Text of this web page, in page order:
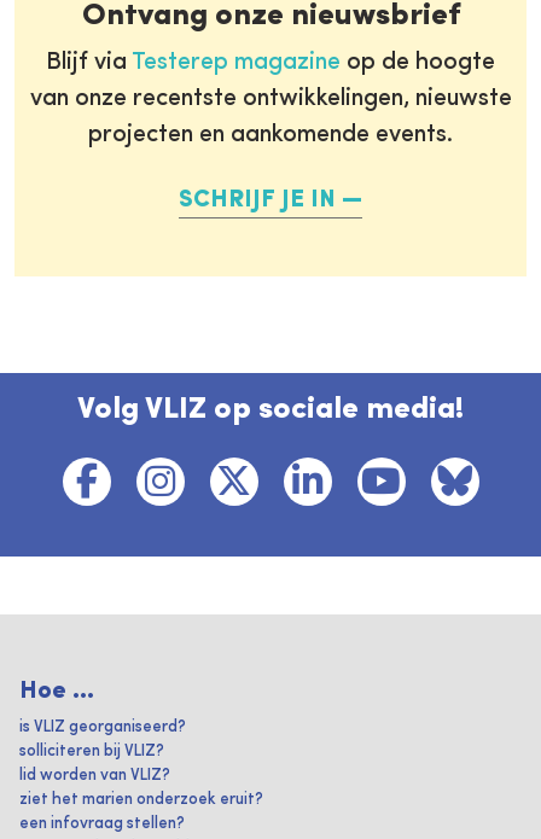
Ontvang onze nieuwsbrief
Blijf via Testerep magazine op de hoogte
van onze recentste ontwikkelingen, nieuwste
projecten en aankomende events.
SCHRIJF JE IN
Volg VLIZ op sociale media!
Hoe ...
is VLIZ georganiseerd?
solliciteren bij VLIZ?
lid worden van VLIZ?
ziet het marien onderzoek eruit?
een infovraag stellen?